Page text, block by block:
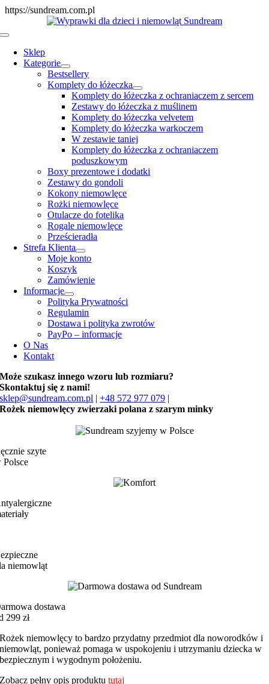
https://sundream.com.pl
to
Toggle
Navigation
Sklep
Kategorie
Bestsellery
Komplety do łóżeczka
Komplety do łóżeczka z ochraniaczem z sercem
Zestawy do łóżeczka z muślinem
Komplety do łóżeczka velvetem
Komplety do łóżeczka warkoczem
W zestawie taniej
Komplety do łóżeczka z ochraniaczem
poduszkowym
Boxy prezentowe i dodatki
Zestawy do gondoli
Kokony niemowlęce
Rożki niemowlęce
Otulacze do fotelika
Rogale niemowlęce
Prześcieradła
Strefa Klienta
Moje konto
Koszyk
Zamówienie
Informacje
Polityka Prywatności
Regulamin
Dostawa i polityka zwrotów
PayPo – informacje
O Nas
Kontakt
Może szukasz innego wzoru lub rozmiaru?
Skontaktuj się z nami!
sklep@sundream.com.pl |+48 572 977 079 |
Rożek niemowlęcy zwierzaki polana z szarym minky
szyte
Polsce
niemowląt
dostawa
299 zł
Rożek niemowlęcy to bardzo przydatny przedmiot dla noworodków i
niemowląt, ponieważ pomaga w uspokojeniu i utrzymaniu dziecka w
bezpiecznym i wygodnym położeniu.
Zobacz pełny opis produktututaj